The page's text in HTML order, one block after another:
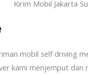
mobil self driving
kami menjemput dan